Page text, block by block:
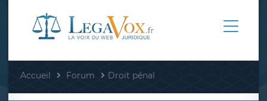
Accueil Forum Droit pénal